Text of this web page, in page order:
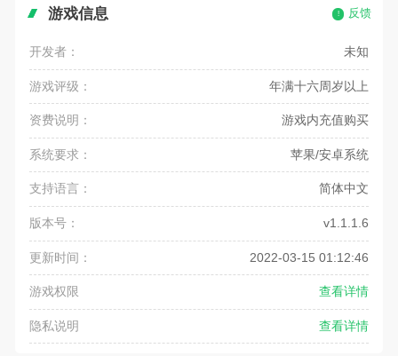
游戏信息 反馈
开发者： 未知
游戏评级： 年满十六周岁以上
资费说明： 游戏内充值购买
系统要求： 苹果/安卓系统
支持语言： 简体中文
版本号： v1.1.1.6
更新时间： 2022-03-15 01:12:46
游戏权限 查看详情
隐私说明 查看详情